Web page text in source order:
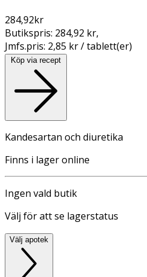
284,92kr
Butikspris: 284,92 kr,
Jmfs.pris: 2,85 kr / tablett(er)
Köp via recept
Kandesartan och diuretika
Finns i lager online
Ingen vald butik
Välj för att se lagerstatus
Välj apotek